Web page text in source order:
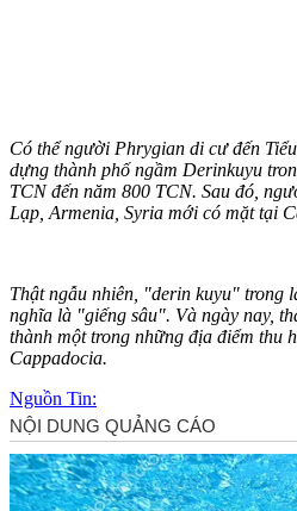
Có thể người Phrygian di cư đến
dựng thành phố ngầm Derinkuyu
TCN đến năm 800 TCN. Sau đó,
Lạp, Armenia, Syria mới có mặt tại
Thật ngẫu nhiên, "derin kuyu" trong
nghĩa là "giếng sâu". Và ngày nay,
thành một trong những địa điểm thu
Cappadocia.
Nguồn Tin: